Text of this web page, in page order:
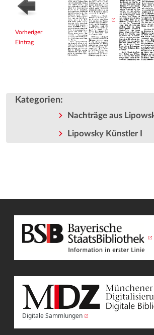
Vorheriger
Eintrag
Kategorien:
Nachträge aus
Lipowsky Künstler I
Digitale Sammlungen